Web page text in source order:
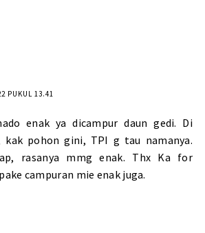
PUKUL 13.41
enak ya dicampur daun gedi. Di
kak pohon gini, TPI g tau namanya.
rasanya mmg enak. Thx Ka for
campuran mie enak juga.